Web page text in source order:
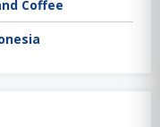
Coffee